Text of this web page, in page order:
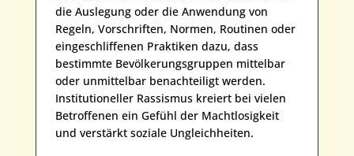
die Auslegung oder die Anwendung von
Regeln, Vorschriften, Normen, Routinen oder
eingeschliffenen Praktiken dazu, dass
bestimmte Bevölkerungsgruppen mittelbar
oder unmittelbar benachteiligt werden.
Institutioneller Rassismus kreiert bei vielen
Betroffenen ein Gefühl der Machtlosigkeit
und verstärkt soziale Ungleichheiten.